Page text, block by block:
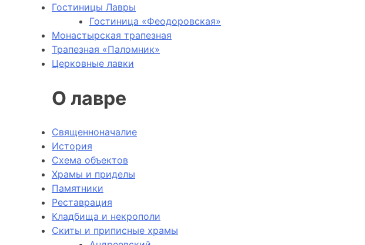
Гостиницы Лавры
Гостиница «Феодоровская»
Монастырская трапезная
Трапезная «Паломник»
Церковные лавки
О лавре
Священноначалие
История
Схема объектов
Храмы и приделы
Памятники
Реставрация
Кладбища и некрополи
Скиты и приписные храмы